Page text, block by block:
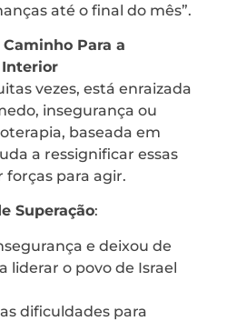
até o final do mês”.
Para a
Interior
vezes, está enraizada
insegurança ou
baseada em
a ressignificar essas
forças para agir.
Superação:
e deixou de
liderar o povo de Israel
dificuldades para